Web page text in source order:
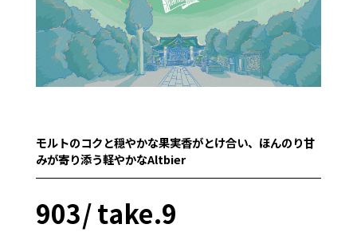
モルトのコクと穏やかな果実香がとけ合い、ほんのり甘
みが寄り添う軽やかなAltbier
903/ take.9